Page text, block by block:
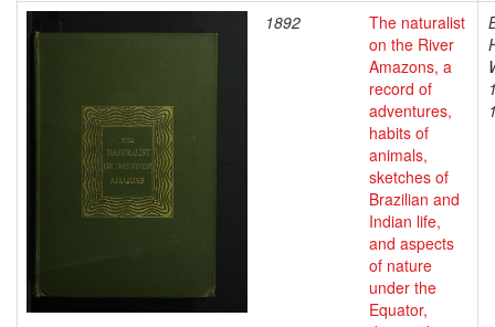
1892
The naturalist
on the River
Amazons, a
record of
adventures,
habits of
animals,
sketches of
Brazilian and
Indian life,
and aspects
of nature
under the
Equator,